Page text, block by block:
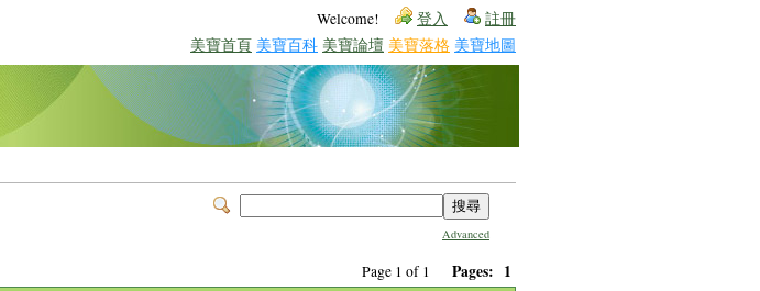
Welcome! 登入 註冊
美寶首頁 美寶百科 美寶論壇 美寶落格 美寶地圖
Advanced
Page 1 of 1 Pages: 1